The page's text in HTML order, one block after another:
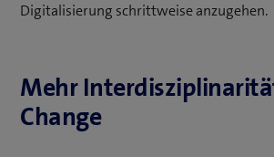
Digitalisierung schrittweise anzugehen.
Mehr
Change